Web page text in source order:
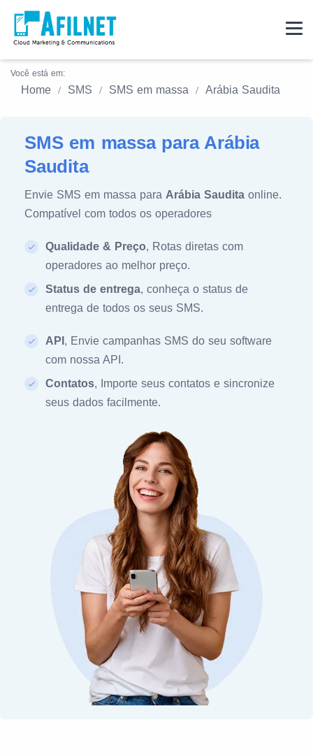
Você está em:
Home SMS SMS em massa Arábia Saudita
SMS em massa para Arábia
Saudita
Envie SMS em massa para Arábia Saudita online.
Compatível com todos os operadores
Qualidade & Preço, Rotas diretas com
operadores ao melhor preço.
Status de entrega, conheça o status de
entrega de todos os seus SMS.
API , Envie campanhas SMS do seu software
com nossa API.
Contatos, Importe seus contatos e sincronize
seus dados facilmente.